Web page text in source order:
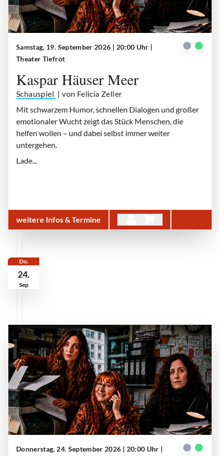
Samstag, 19. September 2026 | 20:00 Uhr |
Theater Tiefrot
Kaspar Häuser Meer
Schauspiel | von Felicia Zeller
Mit schwarzem Humor, schnellen Dialogen und großer
emotionaler Wucht zeigt das Stück Menschen, die
helfen wollen – und dabei selbst immer weiter
untergehen.
Lade...
weitere Infos & Termine
Do.
24.
Sep
Donnerstag, 24. September 2026 | 20:00 Uhr |